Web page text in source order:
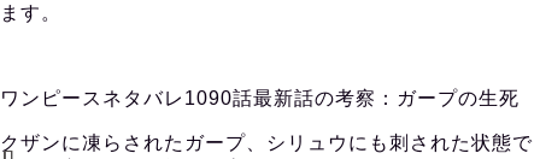
ます。
ワンピースネタバレ1090話最新話の考察：ガープの生死
クザンに凍らされたガープ、シリュウにも刺された状態で